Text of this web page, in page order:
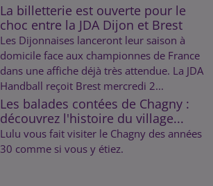
La billetterie est ouverte pour le
choc entre la JDA Dijon et Brest
Les Dijonnaises lanceront leur saison à
domicile face aux championnes de France
dans une affiche déjà très attendue. La JDA
Handball reçoit Brest mercredi 2...
Les balades contées de Chagny :
découvrez l'histoire du village...
Lulu vous fait visiter le Chagny des années
30 comme si vous y étiez.